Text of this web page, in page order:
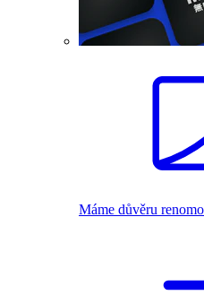
Máme důvěru